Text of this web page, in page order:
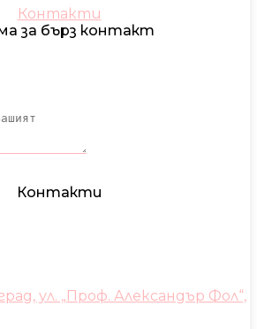
Контакти
за бърз контакт
Контакти
ул. „Проф. Александър Фол“,